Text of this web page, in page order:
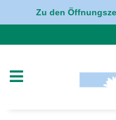
Navigation überspringen
Zu den